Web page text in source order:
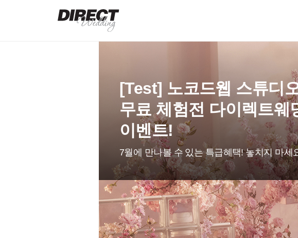
[Test] 노코드웹 스튜디
무료 체험전 다이렉트웨
이벤트!
7월에 만나볼 수 있는 특급혜택! 놓치지 마세